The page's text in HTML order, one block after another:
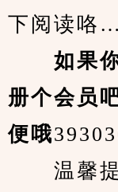
下阅读咯
如果你
册个会员
便哦
温馨提